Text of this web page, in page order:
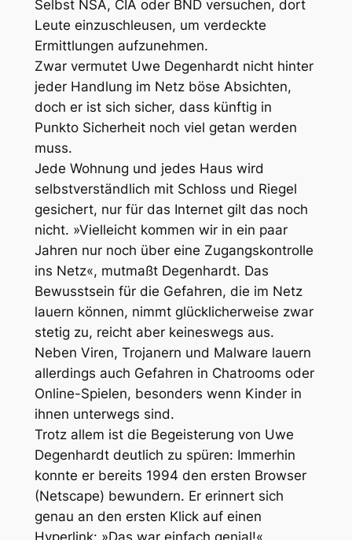
Selbst NSA, CIA oder BND versuchen, dort
Leute einzuschleusen, um verdeckte
Ermittlungen aufzunehmen.
Zwar vermutet Uwe Degenhardt nicht hinter
jeder Handlung im Netz böse Absichten,
doch er ist sich sicher, dass künftig in
Punkto Sicherheit noch viel getan werden
muss.
Jede Wohnung und jedes Haus wird
selbstverständlich mit Schloss und Riegel
gesichert, nur für das Internet gilt das noch
nicht. »Vielleicht kommen wir in ein paar
Jahren nur noch über eine Zugangskontrolle
ins Netz«, mutmaßt Degenhardt. Das
Bewusstsein für die Gefahren, die im Netz
lauern können, nimmt glücklicherweise zwar
stetig zu, reicht aber keineswegs aus.
Neben Viren, Trojanern und Malware lauern
allerdings auch Gefahren in Chatrooms oder
Online-Spielen, besonders wenn Kinder in
ihnen unterwegs sind.
Trotz allem ist die Begeisterung von Uwe
Degenhardt deutlich zu spüren: Immerhin
konnte er bereits 1994 den ersten Browser
(Netscape) bewundern. Er erinnert sich
genau an den ersten Klick auf einen